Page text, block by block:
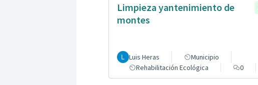
Limpieza yantenimiento de
montes
Luis Heras
Municipio
Rehabilitación Ecológica
0